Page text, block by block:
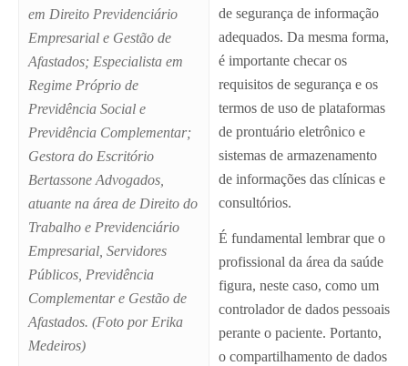
em Direito Previdenciário
Empresarial e Gestão de
Afastados; Especialista em
Regime Próprio de
Previdência Social e
Previdência Complementar;
Gestora do Escritório
Bertassone Advogados,
atuante na área de Direito do
Trabalho e Previdenciário
Empresarial, Servidores
Públicos, Previdência
Complementar e Gestão de
Afastados. (Foto por Erika
Medeiros)
de segurança de informação
adequados. Da mesma forma,
é importante checar os
requisitos de segurança e os
termos de uso de plataformas
de prontuário eletrônico e
sistemas de armazenamento
de informações das clínicas e
consultórios.
É fundamental lembrar que o
profissional da área da saúde
figura, neste caso, como um
controlador de dados pessoais
perante o paciente. Portanto,
o compartilhamento de dados